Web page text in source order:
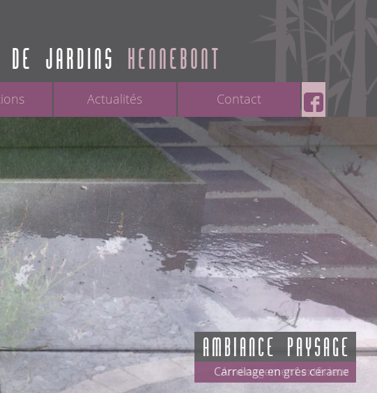
DE JARDINS HENNEBONT
Actualités Contact
Ambiance Paysage
Carrelage en grès cérame